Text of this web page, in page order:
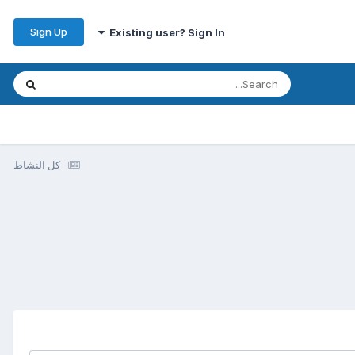
Existing user? Sign In
Sign Up
كل النشاط